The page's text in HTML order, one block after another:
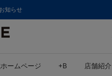
知らせ
ームページ +B 店舗紹介